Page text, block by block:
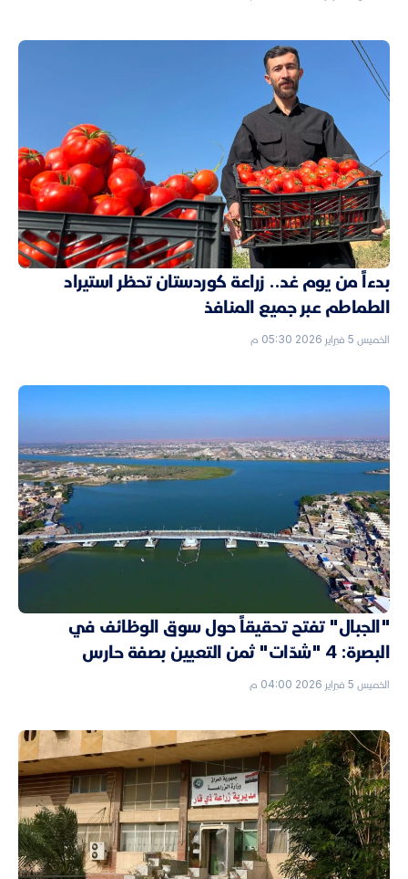
بدءاً من يوم غد.. زراعة كوردستان تحظر استيراد
الطماطم عبر جميع المنافذ
الخميس 5 فبراير 2026 05:30 م
"الجبال" تفتح تحقيقاً حول سوق الوظائف في
البصرة: 4 "شدّات" ثمن التعيين بصفة حارس
الخميس 5 فبراير 2026 04:00 م